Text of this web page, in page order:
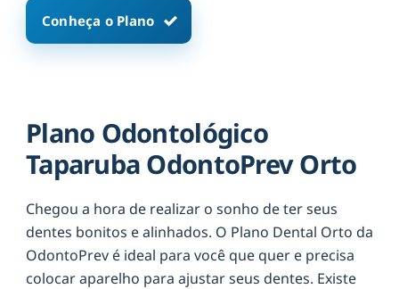
Conheça o Plano
Plano Odontológico
Taparuba OdontoPrev Orto
Chegou a hora de realizar o sonho de ter seus
dentes bonitos e alinhados. O Plano Dental Orto da
OdontoPrev é ideal para você que quer e precisa
colocar aparelho para ajustar seus dentes. Existe